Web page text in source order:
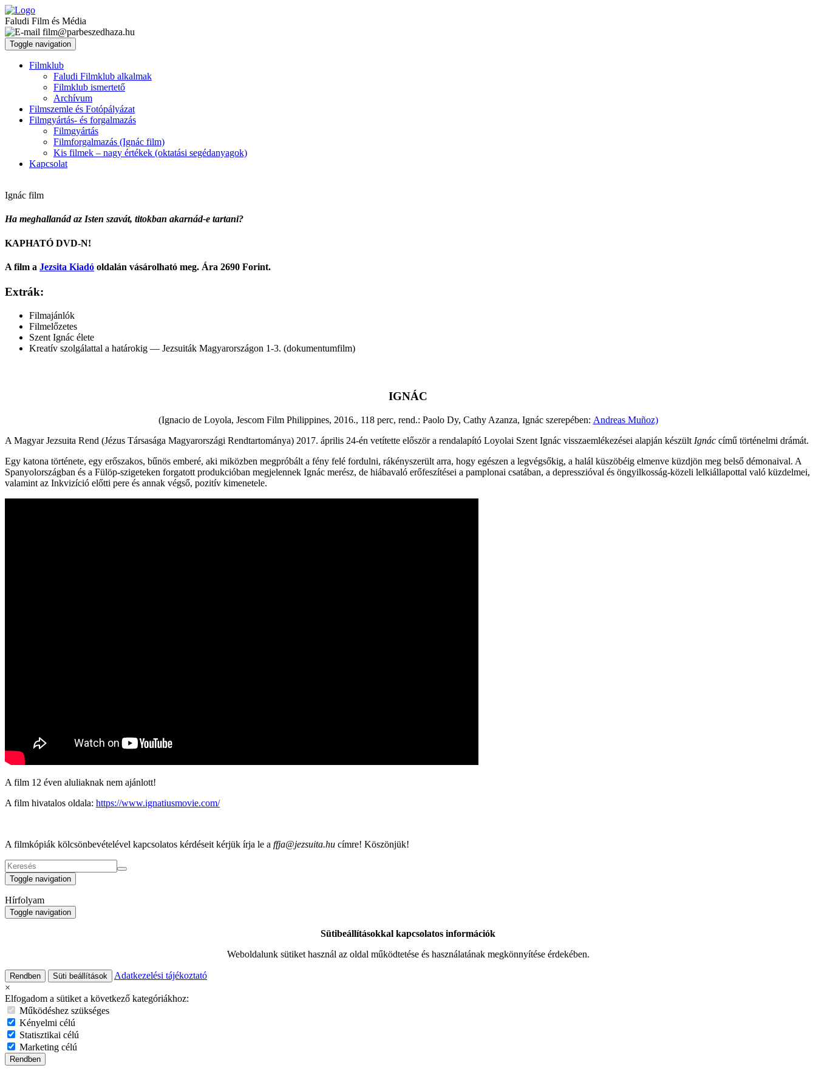
Faludi Film és Média
film@parbeszedhaza.hu
Toggle navigation
Filmklub
Faludi Filmklub alkalmak
Filmklub ismertető
Archívum
Filmszemle és Fotópályázat
Filmgyártás- és forgalmazás
Filmgyártás
Filmforgalmazás (Ignác film)
Kis filmek – nagy értékek (oktatási segédanyagok)
Kapcsolat
Ignác film
Ha meghallanád az Isten szavát, titokban akarnád-e tartani?
KAPHATÓ DVD-N!
A film a Jezsita Kiadó oldalán vásárolható meg. Ára 2690 Forint.
Extrák:
Filmajánlók
Filmelőzetes
Szent Ignác élete
Kreatív szolgálattal a határokig — Jezsuiták Magyarországon 1-3. (dokumentumfilm)
IGNÁC
(Ignacio de Loyola, Jescom Film Philippines, 2016., 118 perc, rend.: Paolo Dy, Cathy Azanza, Ignác szerepében: Andreas Muñoz)
A Magyar Jezsuita Rend (Jézus Társasága Magyarországi Rendtartománya) 2017. április 24-én vetítette először a rendalapító Loyolai Szent Ignác visszaemlékezései alapján készült Ignác című történelmi drámát.
Egy katona története, egy erőszakos, bűnös emberé, aki miközben megpróbált a fény felé fordulni, rákényszerült arra, hogy egészen a legvégsőkig, a halál küszöbéig elmenve küzdjön meg belső démonaival. A
Spanyolországban és a Fülöp-szigeteken forgatott produkcióban megjelennek Ignác merész, de hiábavaló erőfeszítései a pamplonai csatában, a depresszióval és öngyilkosság-közeli lelkiállapottal való küzdelmei,
valamint az Inkvizíció előtti pere és annak végső, pozitív kimenetele.
A film 12 éven aluliaknak nem ajánlott!
A film hivatalos oldala: https://www.ignatiusmovie.com/
A filmkópiák kölcsönbevételével kapcsolatos kérdéseit kérjük írja le a ffja@jezsuita.hu címre! Köszönjük!
Toggle navigation
Hírfolyam
Toggle navigation
Sütibeállításokkal kapcsolatos információk
Weboldalunk sütiket használ az oldal működtetése és használatának megkönnyítése érdekében.
Rendben Süti beállítások
Adatkezelési tájékoztató
×
Elfogadom a sütiket a következő kategóriákhoz:
Működéshez szükséges
Kényelmi célú
Statisztikai célú
Marketing célú
Rendben